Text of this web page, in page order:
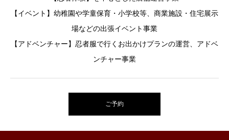
【イベント】幼稚園や学童保育・小学校等、商業施設・住宅展示
場などの出張イベント事業
【アドベンチャー】忍者服で行くお出かけプランの運営、アドベ
ンチャー事業
ご予約